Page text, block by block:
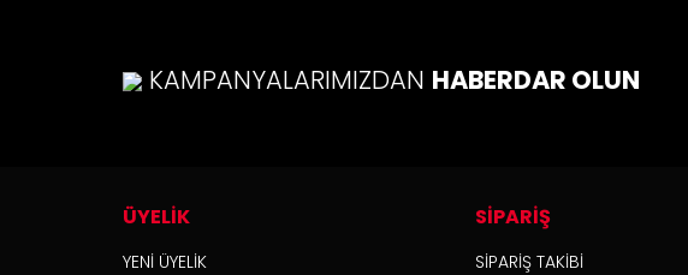
KAMPANYALARIMIZDAN HABERDAR OLUN
ÜYELİK
YENİ ÜYELİK
SİPARİŞ
SİPARİŞ TAKİBİ